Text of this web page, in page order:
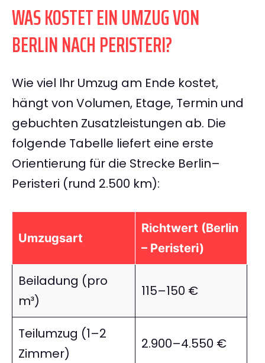
WAS KOSTET EIN UMZUG VON
BERLIN NACH PERISTERI?
Wie viel Ihr Umzug am Ende kostet,
hängt von Volumen, Etage, Termin und
gebuchten Zusatzleistungen ab. Die
folgende Tabelle liefert eine erste
Orientierung für die Strecke Berlin–
Peristeri (rund 2.500 km):
Umzugsart
Richtwert (Berlin
– Peristeri)
Beiladung (pro
m³)
115–150 €
Teilumzug (1–2
Zimmer)
2.900–4.550 €